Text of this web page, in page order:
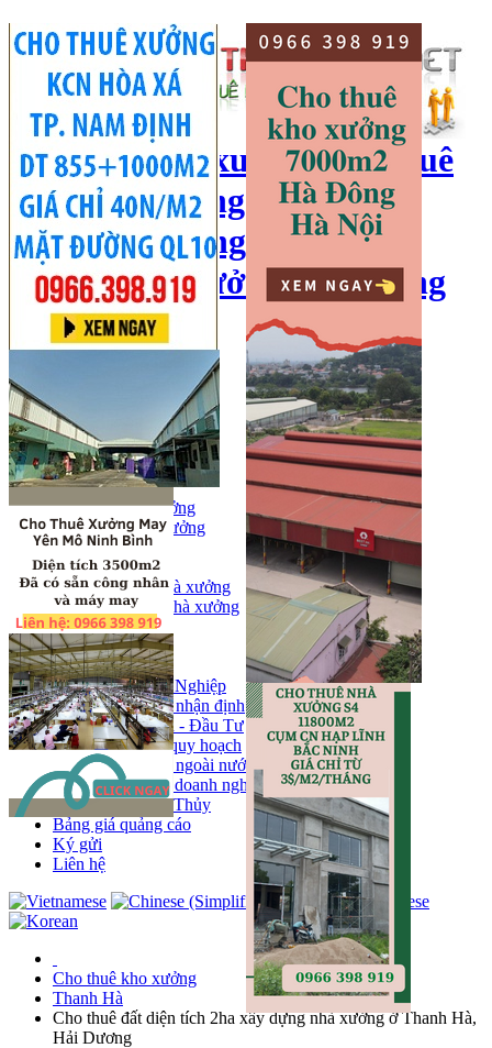
cho thuê kho xưởng, cho thuê
kho, kho xưởng hà nội, cho
thuê nhà xưởng, cho thuê
xưởng, kho xưởng hải dương
Hotline:0966 398 919
Đăng ký
Đăng tin bán/cho thuê
Trang chủ
Bán kho, nhà xưởng
Bán kho xưởng
Kho
Mặt bằng
Cho thuê kho, nhà xưởng
Cho thuê nhà xưởng
Kho
Mặt bằng
Tin tức
Khu Công Nghiệp
Phân tích - nhận định
Chính sách - Đầu Tư
Thông tin quy hoạch
Thị trường ngoài nước
Hoạt động doanh nghiẹp
Tin Phong Thủy
Bảng giá quảng cáo
Ký gửi
Liên hệ
Cho thuê kho xưởng
Thanh Hà
Cho thuê đất diện tích 2ha xây dựng nhà xưởng ở Thanh Hà,
Hải Dương